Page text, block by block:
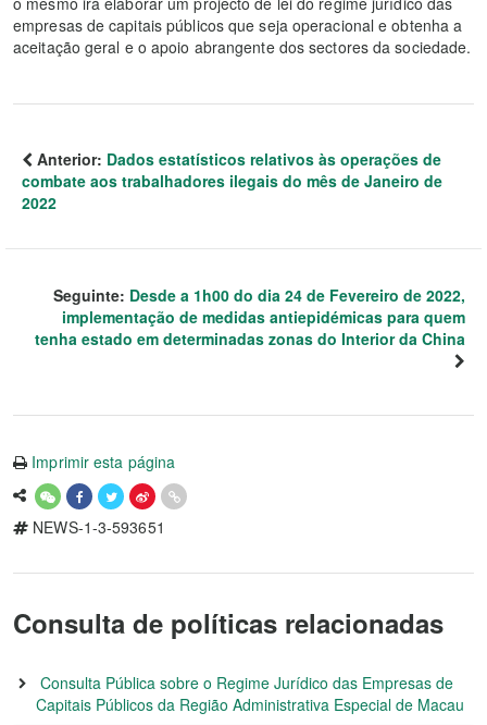
empresas de capitais públicos que seja operacional e obtenha a
aceitação geral e o apoio abrangente dos sectores da sociedade.
Anterior: Dados estatísticos relativos às operações de
combate aos trabalhadores ilegais do mês de Janeiro de
2022
Seguinte: Desde a 1h00 do dia 24 de Fevereiro de 2022,
implementação de medidas antiepidémicas para quem
tenha estado em determinadas zonas do Interior da China
Imprimir esta página
NEWS-1-3-593651
Consulta de políticas relacionadas
Consulta Pública sobre o Regime Jurídico das Empresas de
Capitais Públicos da Região Administrativa Especial de Macau